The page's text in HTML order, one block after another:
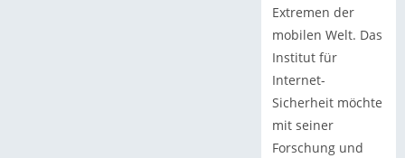
Extremen der
mobilen Welt. Das
Institut für
Internet-
Sicherheit möchte
mit seiner
Forschung und